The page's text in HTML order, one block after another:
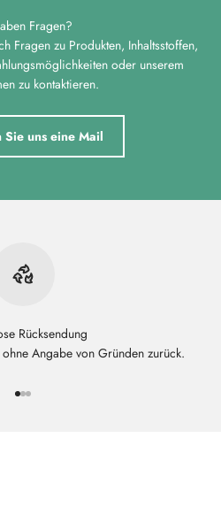
Fragen?
Fragen zu Produkten, Inhaltsstoffen,
oder unserem
zu kontaktieren.
Sie uns eine Mail
Rücksendung
Angabe von Gründen zurück.
Gehe zu Element 1
Gehe zu Element 2
Gehe zu Element 3